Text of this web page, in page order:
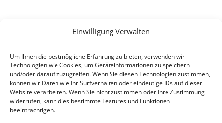
Einwilligung Verwalten
Um Ihnen die bestmögliche Erfahrung zu bieten, verwenden wir
Technologien wie Cookies, um Geräteinformationen zu speichern
und/oder darauf zuzugreifen. Wenn Sie diesen Technologien zustimmen,
können wir Daten wie Ihr Surfverhalten oder eindeutige IDs auf dieser
Website verarbeiten. Wenn Sie nicht zustimmen oder Ihre Zustimmung
widerrufen, kann dies bestimmte Features und Funktionen
beeinträchtigen.
Beitrittserklärung
Cookie-Einstellungen
Datenschutz
Impressum
SPENDEN